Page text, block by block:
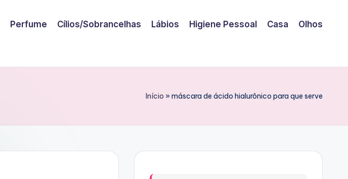
Perfume Cílios/Sobrancelhas Lábios Higiene Pessoal Casa Olhos
Início »máscara de ácido hialurônico para que serve